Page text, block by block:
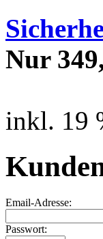
Nur
inkl. 19
Email-Adresse:
Passwort: